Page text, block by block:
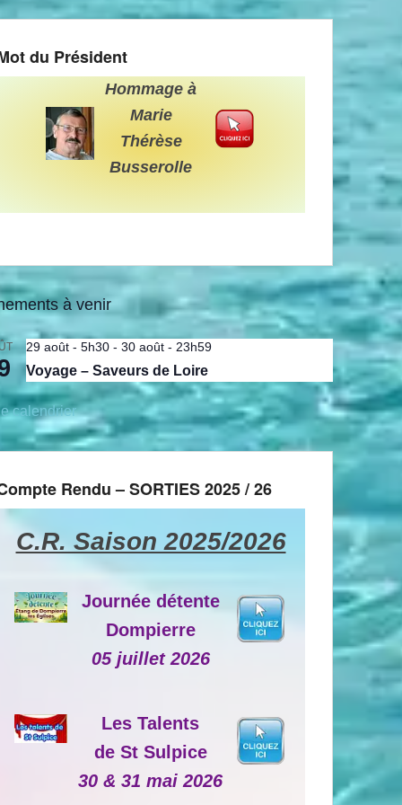
du Président
Hommage à
Marie
Thérèse
Busserolle
à venir
29 août - 5h30 - 30 août - 23h59
Voyage – Saveurs de Loire
calendrier
Rendu – SORTIES 2025 / 26
C.R. Saison 2025/2026
Journée détente
Dompierre
05 juillet 2026
Les Talents
de St Sulpice
30 & 31 mai 2026